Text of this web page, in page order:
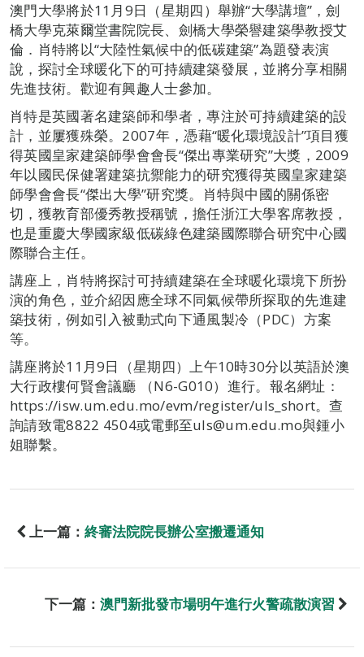
澳門大學將於11月9日（星期四）舉辦“大學講壇”，劍
橋大學克萊爾堂書院院長、劍橋大學榮譽建築學教授艾
倫．肖特將以“大陸性氣候中的低碳建築”為題發表演
說，探討全球暖化下的可持續建築發展，並將分享相關
先進技術。歡迎有興趣人士參加。
肖特是英國著名建築師和學者，專注於可持續建築的設
計，並屢獲殊榮。2007年，憑藉“暖化環境設計”項目獲
得英國皇家建築師學會會長“傑出專業研究”大獎，2009
年以國民保健署建築抗禦能力的研究獲得英國皇家建築
師學會會長“傑出大學”研究獎。肖特與中國的關係密
切，獲教育部優秀教授稱號，擔任浙江大學客席教授，
也是重慶大學國家級低碳綠色建築國際聯合研究中心國
際聯合主任。
講座上，肖特將探討可持續建築在全球暖化環境下所扮
演的角色，並介紹因應全球不同氣候帶所探取的先進建
築技術，例如引入被動式向下通風製冷（PDC）方案
等。
講座將於11月9日（星期四）上午10時30分以英語於澳
大行政樓何賢會議廳 （N6-G010）進行。報名網址：
https://isw.um.edu.mo/evm/register/uls_short。查
詢請致電8822 4504或電郵至uls@um.edu.mo與鍾小
姐聯繫。
上一篇： 終審法院院長辦公室搬遷通知
下一篇： 澳門新批發市場明午進行火警疏散演習